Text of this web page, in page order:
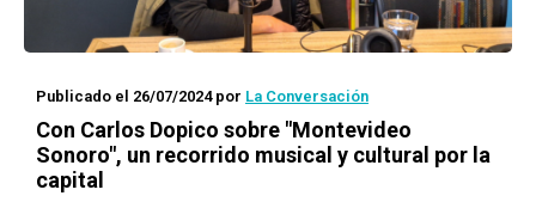
Publicado el 26/07/2024por La Conversación
Con Carlos Dopico sobre "Montevideo
Sonoro", un recorrido musical y cultural por la
capital